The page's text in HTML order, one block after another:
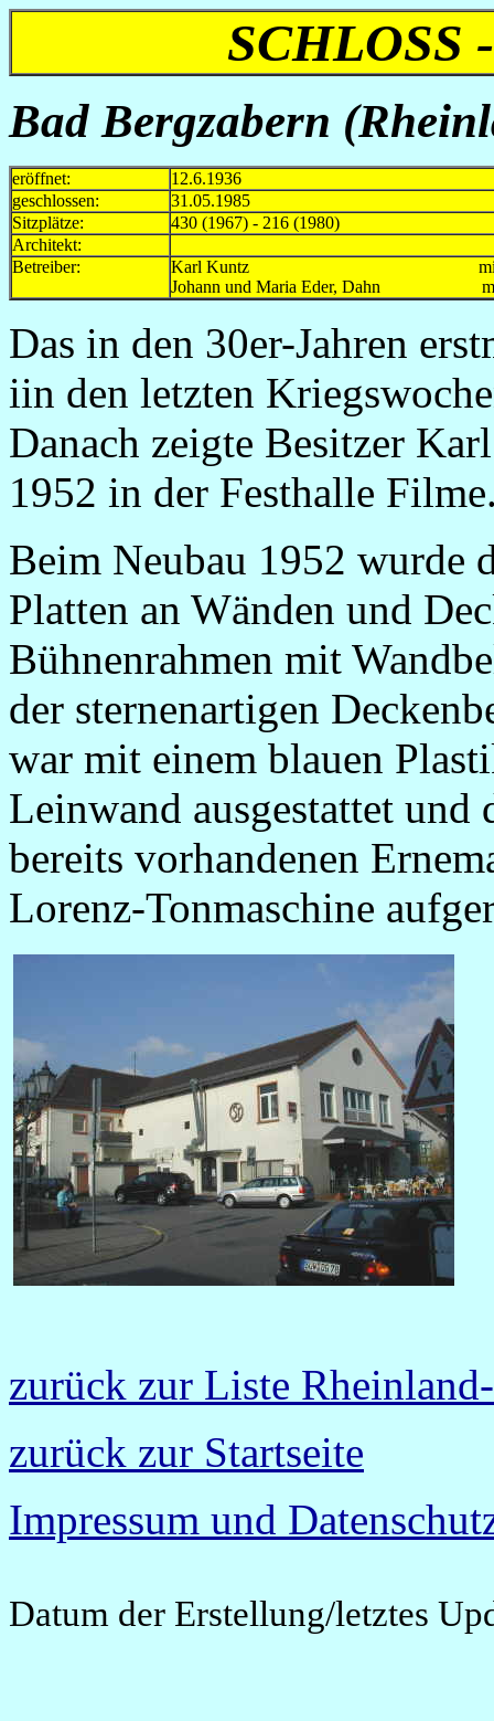
SCHLOSS
Bad Bergzabern
eröffnet:
12.6.1936
geschlossen:
31.05.1985
Sitzplätze:
430 (1967) - 216 (1980)
Architekt:
Betreiber:
Karl Kuntz mind.1940
Johann und Maria Eder, Dahn
Das in den 30er-Jahren
iin den letzten
Danach zeigte Besitzer
1952 in der Festhalle
Beim Neubau 1952 wurde
Platten an Wänden und
Bühnenrahmen mit
der sternenartigen
war mit einem blauen
Leinwand ausgestattet
bereits vorhandenen
Lorenz-Tonmaschine
zurück zur Liste
zurück zur Startseite
Impressum und
Datum der Erstellung/letztes